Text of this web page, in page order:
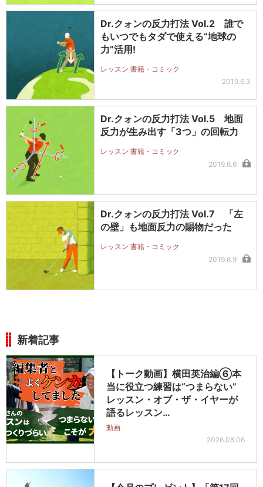
Dr.クォンの反力打法 Vol.2 誰で
もいつでもタダで使える“地球の
力”活用!
レッスン 書籍・コミック
2019.6.3
Dr.クォンの反力打法 Vol.5 地面
反力が生み出す「3つ」の回転力
レッスン 書籍・コミック
2019.6.6
Dr.クォンの反力打法 Vol.7 「左
の壁」も地面反力の賜物だった
レッスン 書籍・コミック
2019.6.9
新着記事
【トーク動画】横田英治編⑥本
当に役立つ練習は“つまらない”
レッスン・オブ・ザ・イヤーが
語るレッスン…
動画
2026.08.06